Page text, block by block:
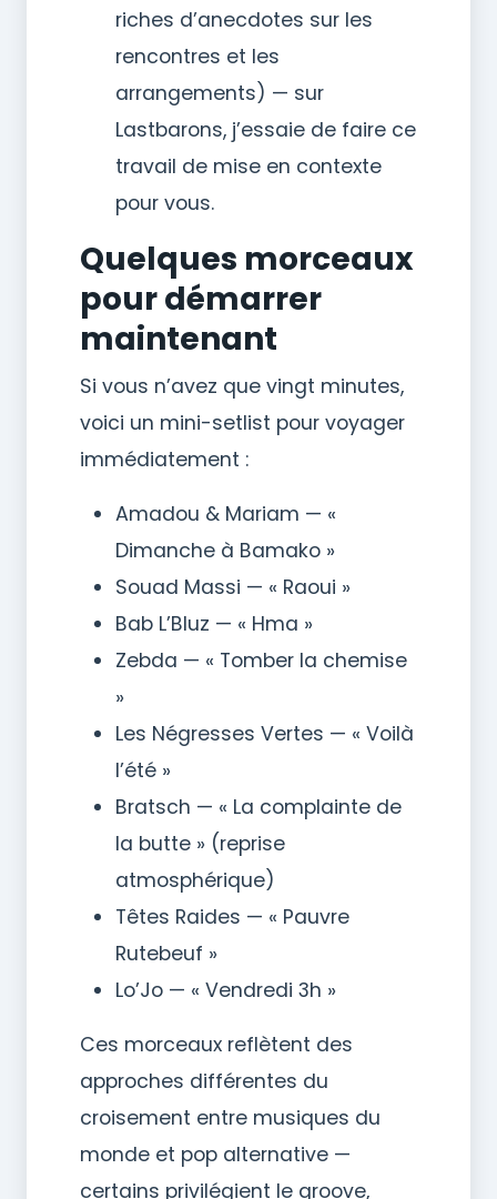
riches d’anecdotes sur les
rencontres et les
arrangements) — sur
Lastbarons, j’essaie de faire ce
travail de mise en contexte
pour vous.
Quelques morceaux
pour démarrer
maintenant
Si vous n’avez que vingt minutes,
voici un mini-setlist pour voyager
immédiatement :
Amadou & Mariam — «
Dimanche à Bamako »
Souad Massi — « Raoui »
Bab L’Bluz — « Hma »
Zebda — « Tomber la chemise
»
Les Négresses Vertes — « Voilà
l’été »
Bratsch — « La complainte de
la butte » (reprise
atmosphérique)
Têtes Raides — « Pauvre
Rutebeuf »
Lo’Jo — « Vendredi 3h »
Ces morceaux reflètent des
approches différentes du
croisement entre musiques du
monde et pop alternative —
certains privilégient le groove,